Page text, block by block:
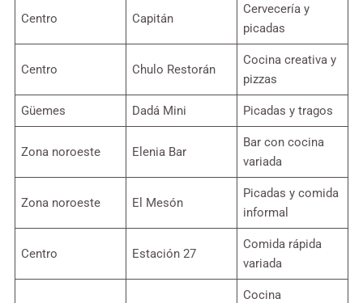
Centro Capitán
Cervecería y
picadas
Centro Chulo Restorán
Cocina creativa y
pizzas
Güemes Dadá Mini Picadas y tragos
Zona noroeste Elenia Bar
Bar con cocina
variada
Zona noroeste El Mesón
Picadas y comida
informal
Centro Estación 27
Comida rápida
variada
Cocina